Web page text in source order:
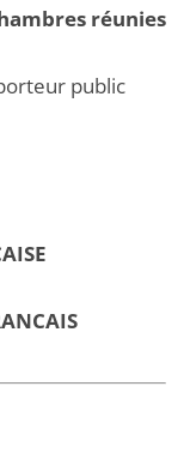
réunies
public